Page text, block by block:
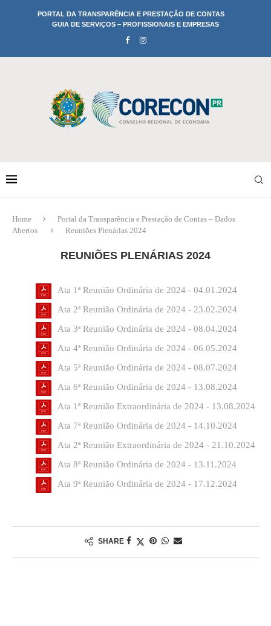
PORTAL DA TRANSPARÊNCIA E PRESTAÇÃO DE CONTAS
GUIA DE SERVIÇOS – PROFISSIONAIS E EMPRESAS
Home
Portal da Transparência e Prestação de Contas – Dados
Abertos
Reuniões Plenárias 2024
REUNIÕES PLENÁRIAS 2024
Ata 1ª Reunião Ordinária de 2024 - 04.01.2024
Ata 2ª Reunião Ordinária de 2024 - 23.02.2024
Ata 3ª Reunião Ordinária de 2024 - 08.04.2024
Ata 4ª Reunião Ordinária de 2024 - 06.05.2024
Ata 5ª Reunião Ordinária de 2024 - 08.07.2024
Ata 6ª Reunião Ordinária de 2024 - 13.08.2024
Ata 1ª Reunião Extraordinária de 2024 - 13.08.2024
Ata 7ª Reunião Ordinária de 2024 - 14.10.2024
Ata 2ª Reunião Extraordinária de 2024 - 21.10.2024
Ata 8ª Reunião Ordinária de 2024 - 13.11.2024
Ata 9ª Reunião Ordinária de 2024 - 17.12.2024
SHARE